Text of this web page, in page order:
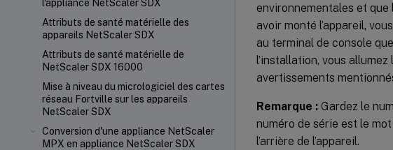
l'appliance NetScaler SDX
Attributs de santé matérielle des
appareils NetScaler SDX
Attributs de santé matérielle de
NetScaler SDX 16000
Mise à niveau du micrologiciel des cartes
réseau Fortville sur les appareils
NetScaler SDX
Conversion d'une appliance NetScaler
MPX en appliance NetScaler SDX
environnementales et
avoir monté l’appareil,
au terminal de console
l’installation, vous
avertissements
Remarque : Gardez le
numéro de série est le
l’arrière de l’appareil.